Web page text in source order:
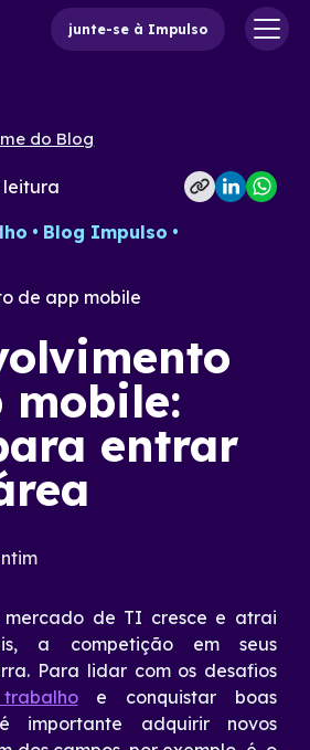
junte-se à Impulso
do Blog
leitura
Blog Impulso
mobile:
entrar
de TI cresce e atrai
a competição em seus
Para lidar com os desafios
e conquistar boas
importante adquirir novos